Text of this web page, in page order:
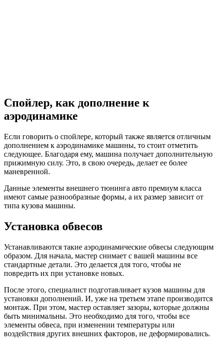
Спойлер, как дополнение к
аэродинамике
Если говорить о спойлере, который также является отличным
дополнением к аэродинамике машины, то стоит отметить
следующее. Благодаря ему, машина получает дополнительную
прижимную силу. Это, в свою очередь, делает ее более
маневренной.
Данные элементы внешнего тюнинга авто премиум класса
имеют самые разнообразные формы, а их размер зависит от
типа кузова машины.
Установка обвесов
Устанавливаются такие аэродинамические обвесы следующим
образом. Для начала, мастер снимает с вашей машины все
стандартные детали. Это делается для того, чтобы не
повредить их при установке новых.
После этого, специалист подготавливает кузов машины для
установки дополнений. И, уже на третьем этапе производится
монтаж. При этом, мастер оставляет зазоры, которые должны
быть минимальны. Это необходимо для того, чтобы все
элементы обвеса, при изменении температуры или
воздействия других внешних факторов, не деформировались.